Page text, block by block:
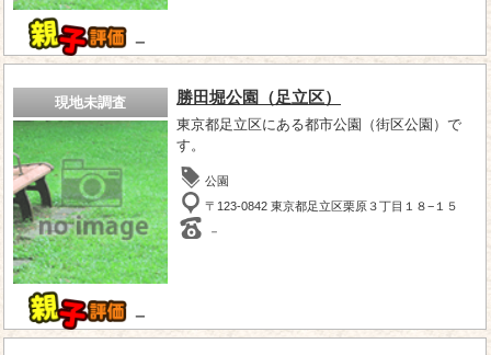
－
現地未調査
－
勝田堀公園（足立区）
東京都足立区にある都市公園（街区公園）で
す。
公園
〒123-0842 東京都足立区栗原３丁目１８−１５
－